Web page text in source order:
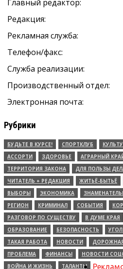
Главный редактор:
Редакция:
Рекламная служба:
Телефон/факс:
Служба реализации:
Производственный отдел:
Электронная почта:
Рубрики
БУДЬТЕ В КУРСЕ! СПОРТКЛУБ
АССОРТИ
ЗДОРОВЬЕ АГРАРНЫЙ
ТЕРРИТОРИЯ ЗАКОНА
ДЛЯ ПОЛЬЗЫ
ЧИТАТЕЛЬ + РЕДАКЦИЯ
ЖИТЬЁ-БЫТЬЁ
ВЫБОРЫ
ЭКОНОМИКА
РЕГИОН
КРИМИНАЛ СОБЫТИЯ
РАЗГОВОР ПО СУЩЕСТВУ
В ДУМЕ КРАЯ
ОБРАЗОВАНИЕ
БЕЗОПАСНОСТЬ
ТАКАЯ РАБОТА
НОВОСТИ
ПРОБЛЕМА
ФИНАНСЫ НОВОСТИ
ВОЙНА И ЖИЗНЬ
ТАЛАНТЫ